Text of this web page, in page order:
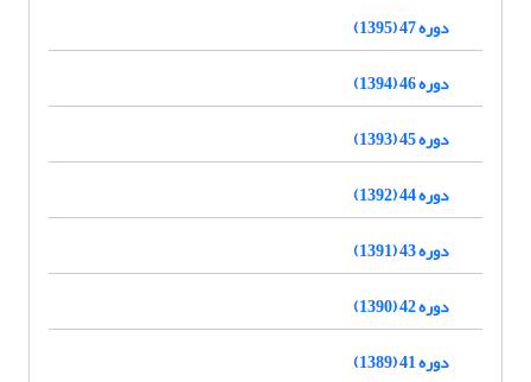
دوره 47 (1395)
دوره 46 (1394)
دوره 45 (1393)
دوره 44 (1392)
دوره 43 (1391)
دوره 42 (1390)
دوره 41 (1389)